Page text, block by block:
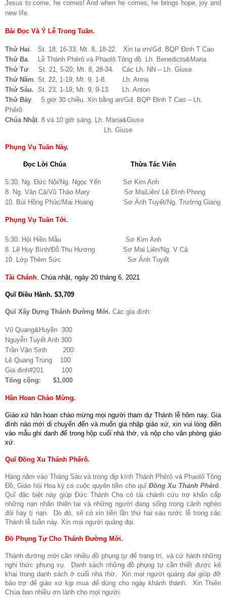
Jesus to come, he comes! And when he comes, he brings hope, joy and
new life.
Bài Đọc Và Ý Lễ Trong Tuần.
Thứ Hai . St. 18, 16-33; Mt. 8, 18-22. Xin tạ ơn/Gđ. BQP Đinh T Cao
Thứ Ba . Lễ Thánh Phêrô và Phaolô Tông đồ. Lh. Benedicto&Maria
Thứ Tư. St. 21, 5-20; Mt. 8, 28-34. Các Lh. NN – Lh. Giuse
Thứ Năm . St. 22, 1-19; Mt. 9, 1-8. Lh. Anna
Thứ Sáu. St. 23, 1-19; Mt. 9, 9-13. Lh. Anton
Thứ Bảy . 5 giờ 30 chiều. Xin bằng an/Gđ. BQP Đinh T Cao – Lh.
Phêrô
Chúa Nhật . 8 và 10 giờ sáng. Lh. Maria&Giuse
Lh. Giuse
Phụng Vụ Tuần Này.
Đọc Lời Chúa Thừa Tác Viên
5:30. Ng. Đức Nội/Ng. Ngọc Yến Sơ Kim Anh
8. Ng. Văn Cả/Vũ Thảo Mary Sơ MaiLiên/ Lê Đình Phong
10. Bùi Hồng Phúc/Mai Hoàng Sơ Ánh Tuyết/Ng. Trường Giang
Phụng Vụ Tuần Tới.
5:30. Hội Hiền Mẫu Sơ Kim Anh
8. Lê Huy Bình/Đỗ Thu Hương Sơ Mai Liên/Ng. V Cả
10. Lớp Thêm Sức Sơ Ánh Tuyết
Tài Chánh Chúa nhật, ngày 20 tháng 6, 2021
Quĩ Điều Hành. $3,709
Quĩ Xây Dựng Thánh Đường Mới. Các gia đình:
Vũ Quang&Huyền 300
Nguyễn Tuyết Anh 300
Trần Văn Sinh 200
Lê Quang Trung 100
Gia đinh#201 100
Tổng cộng: $1,000
Hân Hoan Chào Mừng.
Giáo xứ hân hoan chào mừng mọi người tham dự Thánh lễ hôm nay. Gia
đình nào mới di chuyển đến và muốn gia nhập giáo xứ, xin vui lòng điền
vào mẫu ghi danh để trong hộp cuối nhà thờ, và nộp cho văn phòng giáo
xứ.
Quĩ Đồng Xu Thánh Phêrô.
Hàng năm vào Tháng Sáu và trong dịp kính Thánh Phêrô và Phaolô Tông
Đồ, Giáo hội Hoa kỳ có cuộc quyên tiền cho quĩĐồng Xu Thánh Phêrô
Quĩ đặc biệt này giúp Đức Thánh Cha có tài chánh cứu trợ khẩn cấp
những nạn nhân thiên tai và những người đang sống trong cảnh nghèo
đói hay tị nạn.
Do đó, sẽ có xin tiền lần thứ hai sau rước lễ trong các
Thánh lễ tuần này. Xin mọi người quảng đại.
Đồ Phụng Tự Cho Thánh Đường Mới.
Thánh đường mới cần nhiều đồ phụng tự để trang trí, và cử hành những
nghi thức phụng vụ.
Danh sách những đồ phụng tự cần thiết được kê
khai trong danh sách ở cuối nhà thờ.
Xin mọi người quảng đại giúp đỡ
bảo trợ để giáo xứ kịp mua để dùng cho ngày khánh thành.
Xin Thiên
Chúa ban nhiều ơn lành cho mọi người.